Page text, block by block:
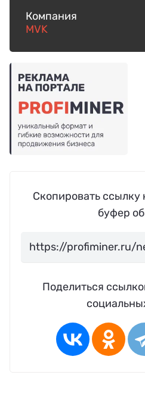
Компания
MVK
Скопировать ссылку
буфер
Поделиться